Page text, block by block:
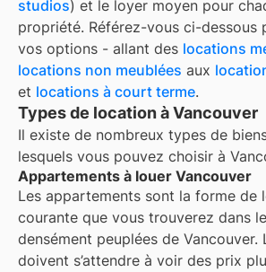
studios) et le loyer moyen pour
propriété. Référez-vous ci-dessous
vos options - allant des locations
locations non meublées aux
et locations à court terme.
Types de location à Vancouver
Il existe de nombreux types de
lesquels vous pouvez choisir à
Appartements à louer Vancouver
Les appartements sont la forme de
courante que vous trouverez dans
densément peuplées de Vancouver.
doivent s’attendre à voir des prix